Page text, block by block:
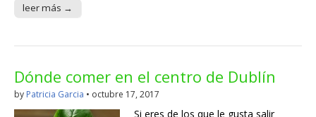
leer más →
Dónde comer en el centro de Dublín
by Patricia Garcia • octubre 17, 2017
Si eres de los que le gusta salir